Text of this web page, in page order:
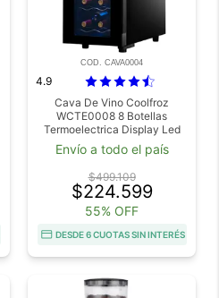
COD. CAVA0004
4.9
Cava De Vino Coolfroz
WCTE0008 8 Botellas
Termoelectrica Display Led
Envío a todo el país
$499.109
$224.599
55% OFF
DESDE 6 CUOTAS SIN INTERÉS